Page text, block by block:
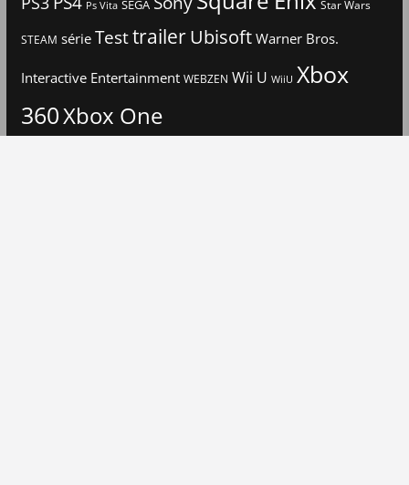
Ps Vita SEGA Star Wars
STEAM série TesttrailerUbisoftWarner Bros.
Interactive Entertainment WEBZEN Wii U WiiU Xbox
360Xbox One